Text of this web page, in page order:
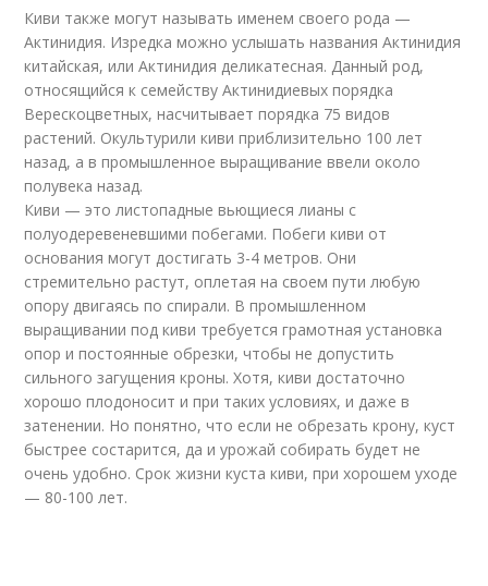
Киви также могут называть именем своего рода —
Актинидия. Изредка можно услышать названия Актинидия
китайская, или Актинидия деликатесная. Данный род,
относящийся к семейству Актинидиевых порядка
Верескоцветных, насчитывает порядка 75 видов
растений. Окультурили киви приблизительно 100 лет
назад, а в промышленное выращивание ввели около
полувека назад.
Киви — это листопадные вьющиеся лианы с
полуодеревеневшими побегами. Побеги киви от
основания могут достигать 3-4 метров. Они
стремительно растут, оплетая на своем пути любую
опору двигаясь по спирали. В промышленном
выращивании под киви требуется грамотная установка
опор и постоянные обрезки, чтобы не допустить
сильного загущения кроны. Хотя, киви достаточно
хорошо плодоносит и при таких условиях, и даже в
затенении. Но понятно, что если не обрезать крону, куст
быстрее состарится, да и урожай собирать будет не
очень удобно. Срок жизни куста киви, при хорошем уходе
— 80-100 лет.